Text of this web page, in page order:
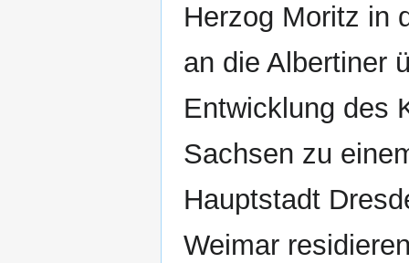
Herzog Moritz in
an die Albertiner
Entwicklung des
Sachsen zu
Hauptstadt
Weimar